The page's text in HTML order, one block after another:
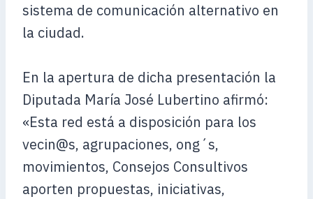
sistema de comunicación alternativo en
la ciudad.
En la apertura de dicha presentación la
Diputada María José Lubertino afirmó:
«Esta red está a disposición para los
vecin@s, agrupaciones, ong´s,
movimientos, Consejos Consultivos
aporten propuestas, iniciativas,